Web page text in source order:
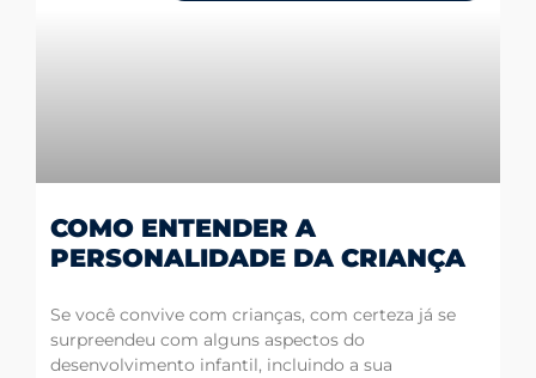
COMO ENTENDER A
PERSONALIDADE DA CRIANÇA
Se você convive com crianças, com certeza já se
surpreendeu com alguns aspectos do
desenvolvimento infantil, incluindo a sua